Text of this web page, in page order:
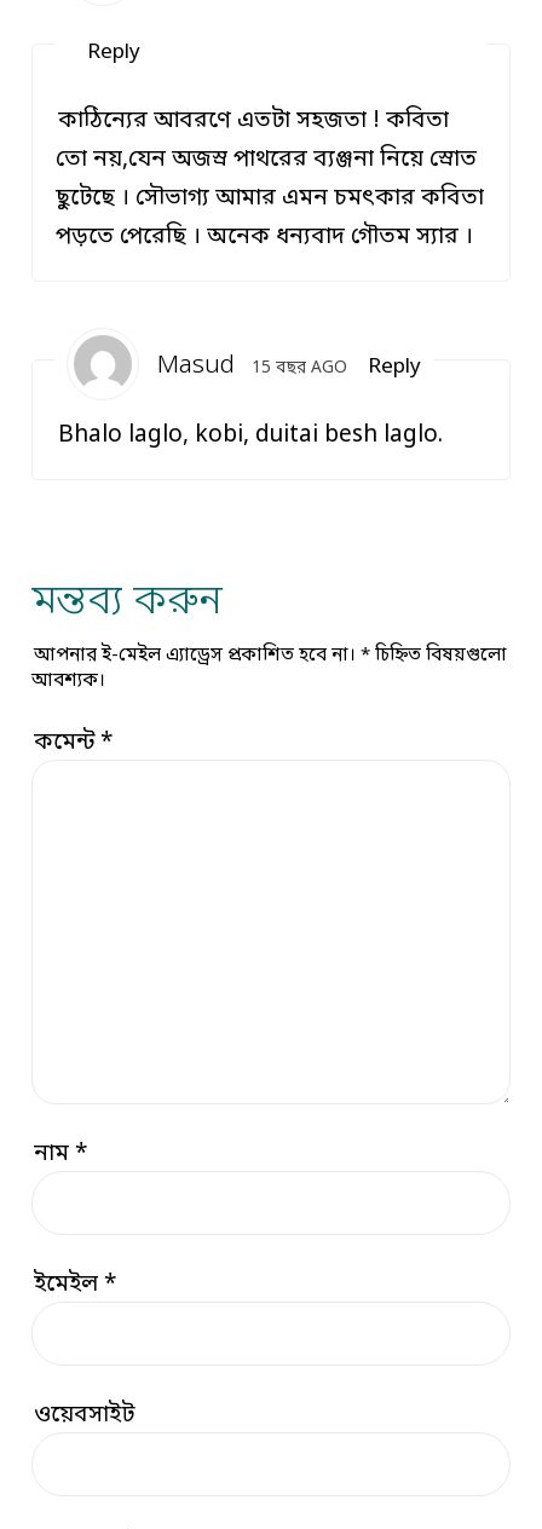
Reply
কাঠিন্যের আবরণে এতটা সহজতা ! কবিতা
তো নয়,যেন অজস্র পাথরের ব্যঞ্জনা নিয়ে স্রোত
ছুটেছে । সৌভাগ্য আমার এমন চমত্‍কার কবিতা
পড়তে পেরেছি । অনেক ধন্যবাদ গৌতম স্যার ।
Masud 15 বছর AGO Reply
Bhalo laglo, kobi, duitai besh laglo.
মন্তব্য করুন
আপনার ই-মেইল এ্যাড্রেস প্রকাশিত হবে না। *চিহ্নিত বিষয়গুলো
আবশ্যক।
কমেন্ট*
নাম*
ইমেইল*
ওয়েবসাইট